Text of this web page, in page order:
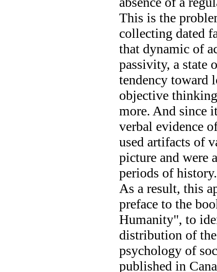
This is the
collecting dated
that dynamic of
passivity, a state
tendency toward
objective
more. And since
verbal evidence
used artifacts of
picture and were
periods of history.
As a result, this
preface to the
Humanity", to
distribution of
psychology of
published in